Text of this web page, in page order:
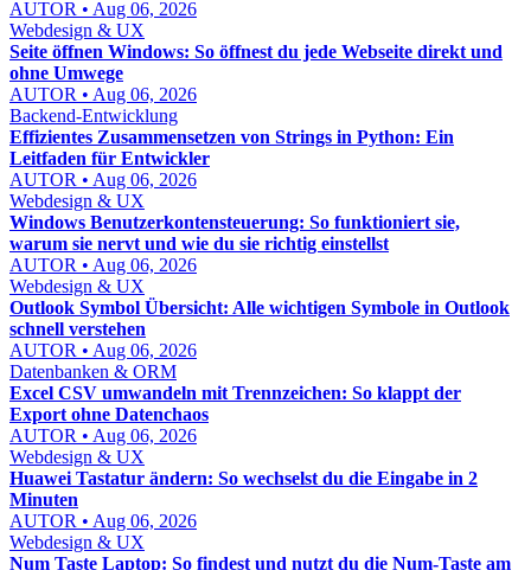
AUTOR • Aug 06, 2026
Webdesign & UX
Seite öffnen Windows: So öffnest du jede Webseite direkt und
ohne Umwege
AUTOR • Aug 06, 2026
Backend-Entwicklung
Effizientes Zusammensetzen von Strings in Python: Ein
Leitfaden für Entwickler
AUTOR • Aug 06, 2026
Webdesign & UX
Windows Benutzerkontensteuerung: So funktioniert sie,
warum sie nervt und wie du sie richtig einstellst
AUTOR • Aug 06, 2026
Webdesign & UX
Outlook Symbol Übersicht: Alle wichtigen Symbole in Outlook
schnell verstehen
AUTOR • Aug 06, 2026
Datenbanken & ORM
Excel CSV umwandeln mit Trennzeichen: So klappt der
Export ohne Datenchaos
AUTOR • Aug 06, 2026
Webdesign & UX
Huawei Tastatur ändern: So wechselst du die Eingabe in 2
Minuten
AUTOR • Aug 06, 2026
Webdesign & UX
Num Taste Laptop: So findest und nutzt du die Num-Taste am